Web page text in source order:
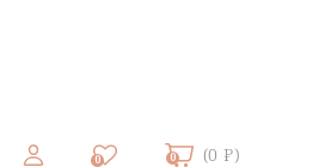
0 0 (0 ₽)